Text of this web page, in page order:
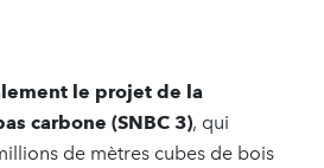
le projet de la
carbone (SNBC 3), qui
de mètres cubes de bois